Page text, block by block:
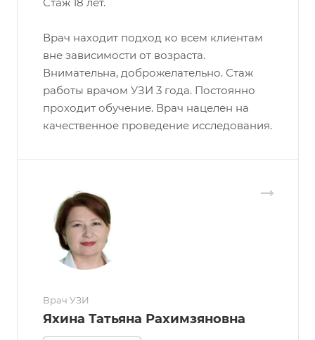
Врач находит подход ко всем клиентам
вне зависимости от возраста.
Внимательна, доброжелательно. Стаж
работы врачом УЗИ 3 года. Постоянно
проходит обучение. Врач нацелен на
качественное проведение исследования.
Врач УЗИ
Яхина Татьяна Рахимзяновна